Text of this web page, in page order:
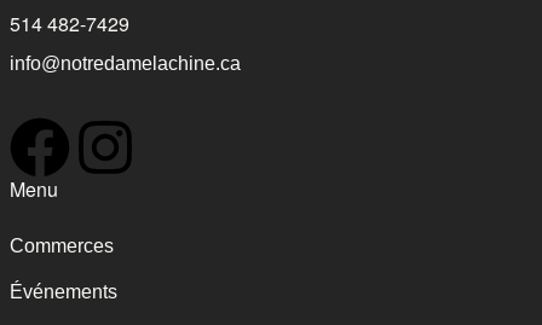
514 482-7429
info@notredamelachine.ca
Menu
Commerces
Événements